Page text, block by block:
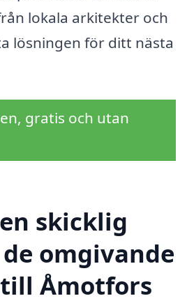
lokala arkitekter och
lösningen för ditt nästa
gratis och utan
skicklig
omgivande
Åmotfors